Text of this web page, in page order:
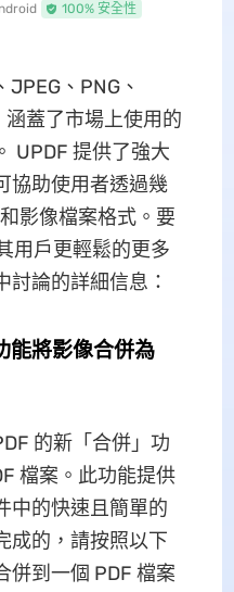
100% 安全性
、PNG、
蓋了市場上使用的
UPDF 提供了強大
協助使用者透過幾
影像檔案格式。要
用戶更輕鬆的更多
討論的詳細信息：
能將影像合併為
的新「合併」功
檔案。此功能提供
中的快速且簡單的
成的，請按照以下
併到一個 PDF 檔案